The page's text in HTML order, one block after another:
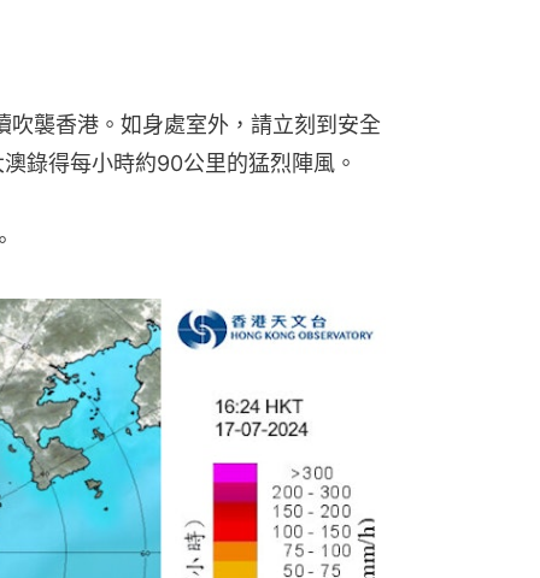
襲香港。如身處室外，請立刻到安全
錄得每小時約90公里的猛烈陣風。